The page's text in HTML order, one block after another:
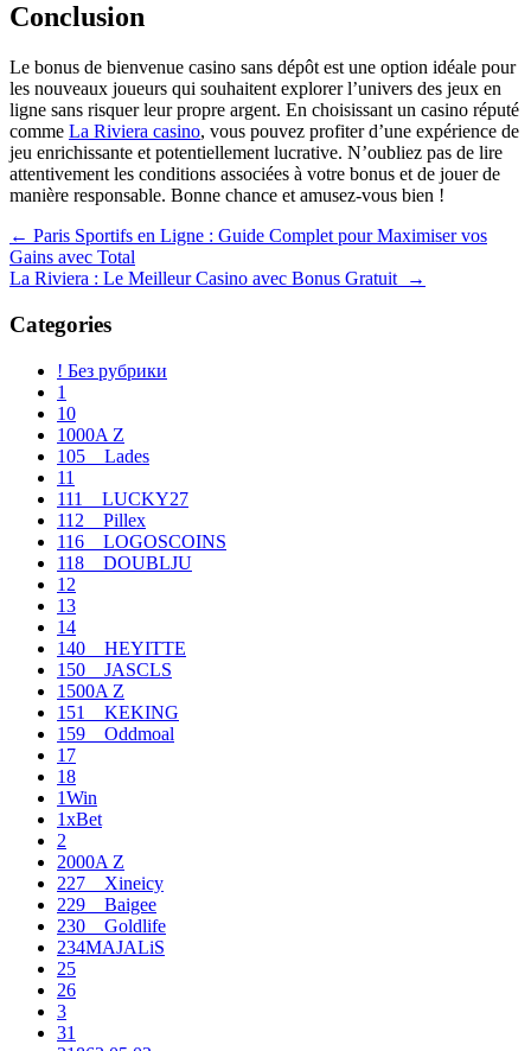
Conclusion
Le bonus de bienvenue casino sans dépôt est une option idéale pour
les nouveaux joueurs qui souhaitent explorer l’univers des jeux en
ligne sans risquer leur propre argent. En choisissant un casino réputé
comme La Riviera casino, vous pouvez profiter d’une expérience de
jeu enrichissante et potentiellement lucrative. N’oubliez pas de lire
attentivement les conditions associées à votre bonus et de jouer de
manière responsable. Bonne chance et amusez-vous bien !
Navegación
de
← Paris Sportifs en Ligne : Guide Complet pour Maximiser vos
Gains avec Total
La Riviera : Le Meilleur Casino avec Bonus Gratuit
→
Categories
! Без рубрики
1
10
1000A Z
105__Lades
11
111__LUCKY27
112__Pillex
116__LOGOSCOINS
118__DOUBLJU
12
13
14
140__HEYITTE
150__JASCLS
1500A Z
151__KEKING
159__Oddmoal
17
18
1Win
1xBet
2
2000A Z
227__Xineicy
229__Baigee
230__Goldlife
234MAJALiS
25
26
3
31